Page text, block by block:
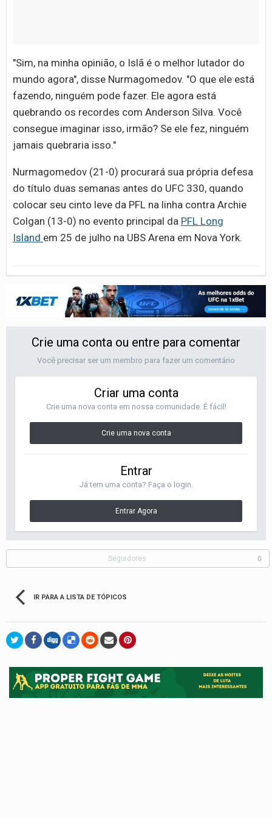
"Sim, na minha opinião, o Islã é o melhor lutador do
mundo agora", disse Nurmagomedov. "O que ele está
fazendo, ninguém pode fazer. Ele agora está
quebrando os recordes com Anderson Silva. Você
consegue imaginar isso, irmão? Se ele fez, ninguém
jamais quebraria isso."
Nurmagomedov (21-0) procurará sua própria defesa
do título duas semanas antes do UFC 330, quando
colocar seu cinto leve da PFL na linha contra Archie
Colgan (13-0) no evento principal da PFL Long
Island em 25 de julho na UBS Arena em Nova York.
Crie uma conta ou entre para comentar
Você precisar ser um membro para fazer um comentário
Criar uma conta
Crie uma nova conta em nossa comunidade. É fácil!
Crie uma nova conta
Entrar
Já tem uma conta? Faça o login.
Entrar Agora
Seguidores 0
IR PARA A LISTA DE TÓPICOS